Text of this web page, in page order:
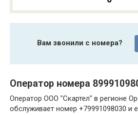
Вам звонили с номера?
Оператор номера
Оператор ООО "Скартел" в регионе
обслуживает номер +79991098030 и